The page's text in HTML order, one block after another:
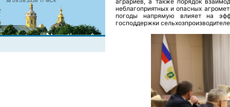
неблагоприятных и опасных
погоды напрямую влияет на
господдержки